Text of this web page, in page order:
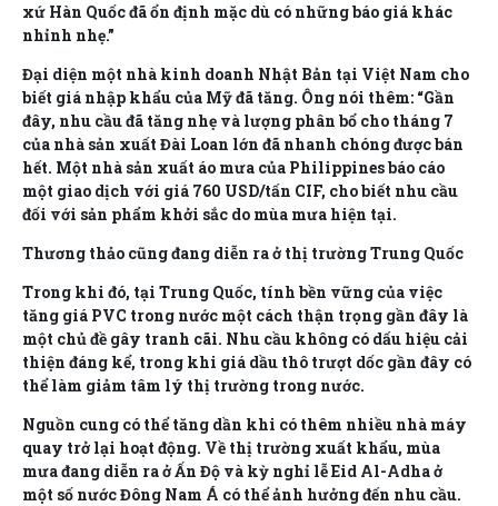
xứ Hàn Quốc đã ổn định mặc dù có những báo giá khác
nhỉnh nhẹ.”
Đại diện một nhà kinh doanh Nhật Bản tại Việt Nam cho
biết giá nhập khẩu của Mỹ đã tăng. Ông nói thêm: “Gần
đây, nhu cầu đã tăng nhẹ và lượng phân bổ cho tháng 7
của nhà sản xuất Đài Loan lớn đã nhanh chóng được bán
hết. Một nhà sản xuất áo mưa của Philippines báo cáo
một giao dịch với giá 760 USD/tấn CIF, cho biết nhu cầu
đối với sản phẩm khởi sắc do mùa mưa hiện tại.
Thương thảo cũng đang diễn ra ở thị trường Trung Quốc
Trong khi đó, tại Trung Quốc, tính bền vững của việc
tăng giá PVC trong nước một cách thận trọng gần đây là
một chủ đề gây tranh cãi. Nhu cầu không có dấu hiệu cải
thiện đáng kể, trong khi giá dầu thô trượt dốc gần đây có
thể làm giảm tâm lý thị trường trong nước.
Nguồn cung có thể tăng dần khi có thêm nhiều nhà máy
quay trở lại hoạt động. Về thị trường xuất khẩu, mùa
mưa đang diễn ra ở Ấn Độ và kỳ nghỉ lễ Eid Al-Adha ở
một số nước Đông Nam Á có thể ảnh hưởng đến nhu cầu.